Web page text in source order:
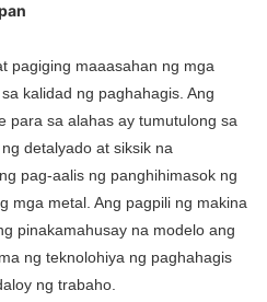
pagiging maaasahan ng mga
kalidad ng paghahagis. Ang
para sa alahas ay tumutulong sa
detalyado at siksik na
pag-aalis ng panghihimasok ng
mga metal. Ang pagpili ng makina
pinakamahusay na modelo ang
ng teknolohiya ng paghahagis
ng trabaho.